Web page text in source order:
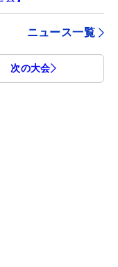
ニュース一覧
次の大会